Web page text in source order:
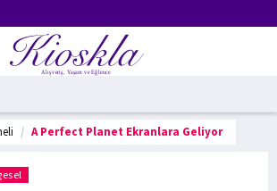
A Perfect Planet Ekranlara Geliyor